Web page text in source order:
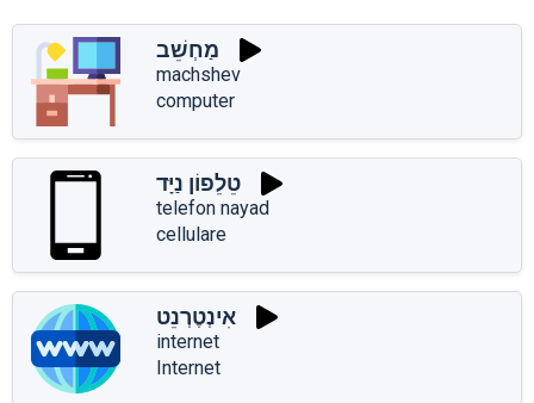
מַחְשֵׁב
machshev
computer
טֵלֵפוֹן נַיָּד
telefon nayad
cellulare
אִינְטֶרְנֵט
internet
Internet